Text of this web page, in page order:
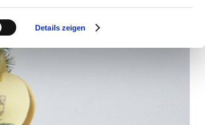
Details zeigen